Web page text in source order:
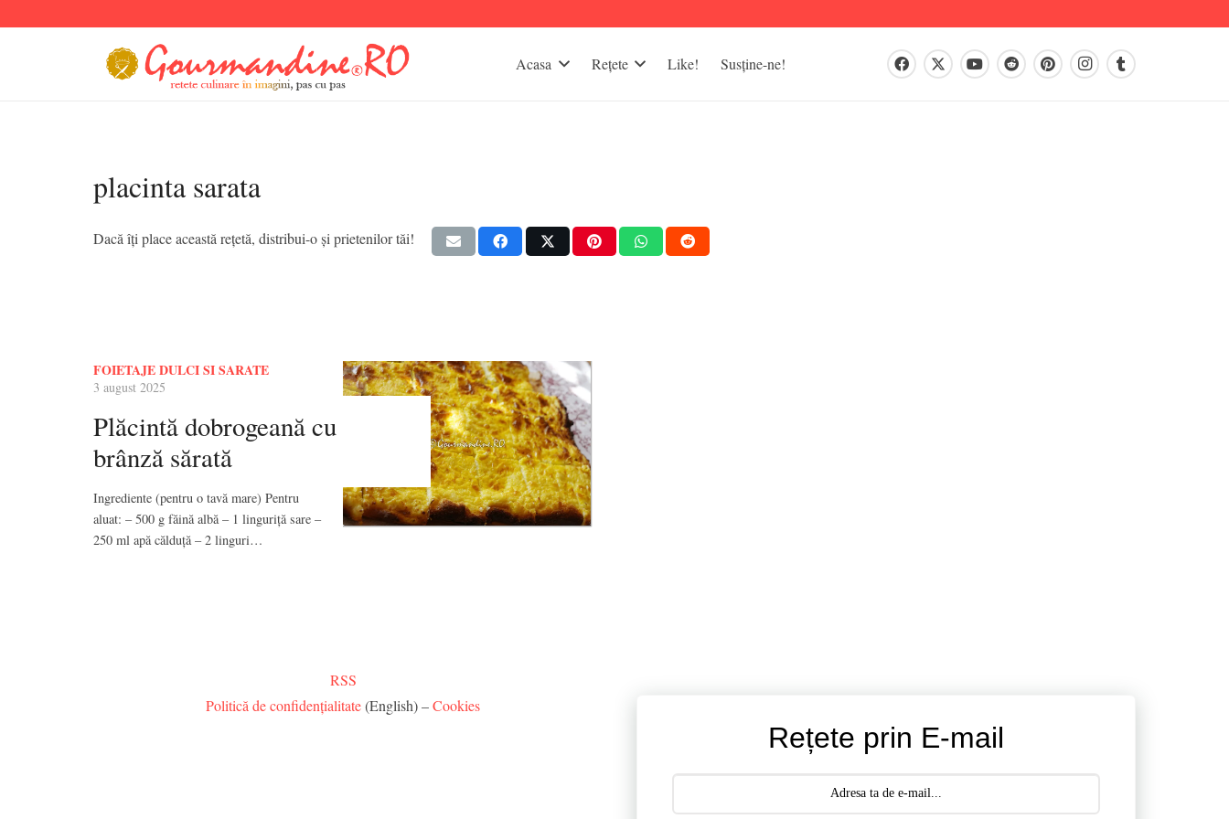
Acasa Rețete Like! Susține-ne!
placinta sarata
Dacă îți place această rețetă, distribui-o și prietenilor tăi!
FOIETAJE DULCI SI SARATE
3 august 2025
Plăcintă dobrogeană cu
brânză sărată
Ingrediente (pentru o tavă mare) Pentru
aluat: – 500 g făină albă – 1 linguriță sare –
250 ml apă călduță – 2 linguri…
RSS
Politică de confidențialitate(English) –Cookies
Rețete prin E-mail